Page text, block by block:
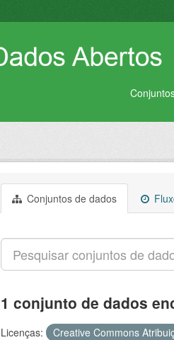
Conjuntos de dados
1 conjunto de dados
Licenças: Creative Commons